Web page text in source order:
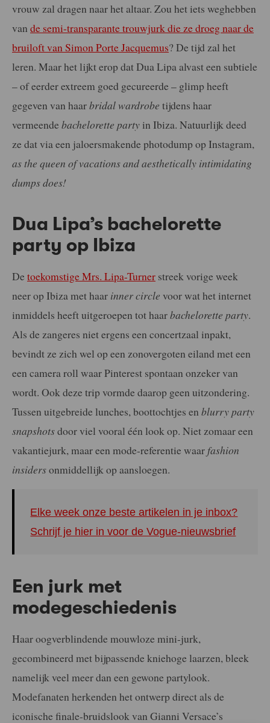
vrouw zal dragen naar het altaar. Zou het iets weghebben
van de semi-transparante trouwjurk die ze droeg naar de
bruiloft van Simon Porte Jacquemus? De tijd zal het
leren. Maar het lijkt erop dat Dua Lipa alvast een subtiele
– of eerder extreem goed gecureerde – glimp heeft
gegeven van haarbridal wardrobe tijdens haar
vermeende bachelorette party in Ibiza. Natuurlijk deed
ze dat via een jaloersmakende photodump op Instagram,
as the queen of vacations and aesthetically intimidating
dumps does!
Dua Lipa’s bachelorette
party op Ibiza
De toekomstige Mrs. Lipa-Turner streek vorige week
neer op Ibiza met haar inner circle voor wat het internet
inmiddels heeft uitgeroepen tot haarbachelorette party.
Als de zangeres niet ergens een concertzaal inpakt,
bevindt ze zich wel op een zonovergoten eiland met een
een camera roll waar Pinterest spontaan onzeker van
wordt. Ook deze trip vormde daarop geen uitzondering.
Tussen uitgebreide lunches, boottochtjes en blurry party
snapshotsdoor viel vooral één look op. Niet zomaar een
vakantiejurk, maar een mode-referentie waar fashion
insidersonmiddellijk op aansloegen.
Elke week onze beste artikelen in je inbox?
Schrijf je hier in voor de Vogue-nieuwsbrief
Een jurk met
modegeschiedenis
Haar oogverblindende mouwloze mini-jurk,
gecombineerd met bijpassende kniehoge laarzen, bleek
namelijk veel meer dan een gewone partylook.
Modefanaten herkenden het ontwerp direct als de
iconische finale-bruidslook van Gianni Versace’s